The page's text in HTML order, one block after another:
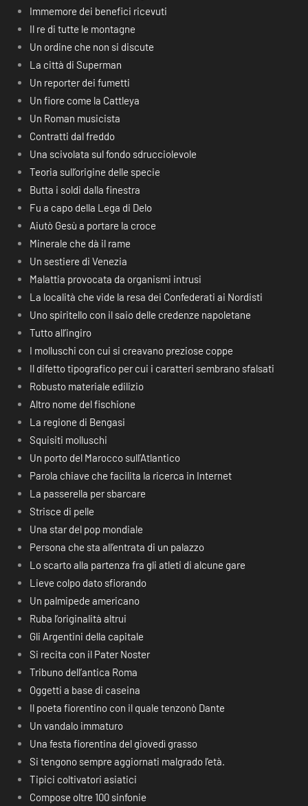
Immemore dei benefici ricevuti
Il re di tutte le montagne
Un ordine che non si discute
La città di Superman
Un reporter dei fumetti
Un fiore come la Cattleya
Un Roman musicista
Contratti dal freddo
Una scivolata sul fondo sdrucciolevole
Teoria sull’origine delle specie
Butta i soldi dalla finestra
Fu a capo della Lega di Delo
Aiutò Gesù a portare la croce
Minerale che dà il rame
Un sestiere di Venezia
Malattia provocata da organismi intrusi
La località che vide la resa dei Confederati ai Nordisti
Uno spiritello con il saio delle credenze napoletane
Tutto all’ingiro
I molluschi con cui si creavano preziose coppe
Il difetto tipografico per cui i caratteri sembrano sfalsati
Robusto materiale edilizio
Altro nome del fischione
La regione di Bengasi
Squisiti molluschi
Un porto del Marocco sull’Atlantico
Parola chiave che facilita la ricerca in Internet
La passerella per sbarcare
Strisce di pelle
Una star del pop mondiale
Persona che sta all’entrata di un palazzo
Lo scarto alla partenza fra gli atleti di alcune gare
Lieve colpo dato sfiorando
Un palmipede americano
Ruba l’originalità altrui
Gli Argentini della capitale
Si recita con il Pater Noster
Tribuno dell’antica Roma
Oggetti a base di caseina
Il poeta fiorentino con il quale tenzonò Dante
Un vandalo immaturo
Una festa fiorentina del giovedì grasso
Si tengono sempre aggiornati malgrado l’età.
Tipici coltivatori asiatici
Compose oltre 100 sinfonie